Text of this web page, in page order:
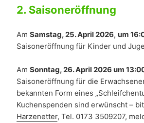
2. Saisoneröffnung
AmSamstag, 25. April 2026, um
Saisoneröffnung für Kinder und
AmSonntag, 26. April 2026 um
Saisoneröffnung für die
bekannten Form eines
Kuchenspenden sind erwünscht –
Harzenetter, Tel. 0173 3509207,